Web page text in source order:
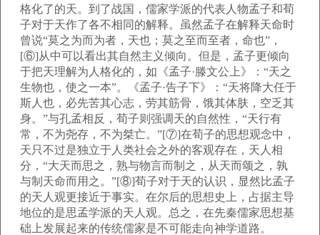
格化了的天。到了战国，儒家学派的代表人物孟子和荀
子对于天作了各不相同的解释。虽然孟子在解释天命时
曾说“莫之为而为者，天也；莫之至而至者，命也”，
[⑥]从中可以看出其自然主义倾向。但是，孟子更倾向
于把天理解为人格化的，如《孟子·滕文公上》：“天之
生物也，使之一本”。《孟子·告子下》：“天将降大任于
斯人也，必先苦其心志，劳其筋骨，饿其体肤，空乏其
身。”与孔孟相反，荀子则强调天的自然性，“天行有
常，不为尧存，不为桀亡。”[⑦]在荀子的思想观念中，
天只不过是独立于人类社会之外的客观存在，天人相
分，“大天而思之，熟与物言而制之，从天而颂之，孰
与制天命而用之。”[⑧]荀子对于天的认识，显然比孟子
的天人观更接近于事实。在尔后的思想史上，占据主导
地位的是思孟学派的天人观。总之，在先秦儒家思想基
础上发展起来的传统儒家是不可能走向神学道路。